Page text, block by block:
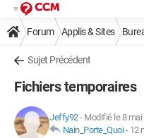
Forum Applis & Sites
Sujet Précédent
Fichiers temporaires
Jeffy92- Modifié le 8 mai
Nain_Porte_Quoi- 12